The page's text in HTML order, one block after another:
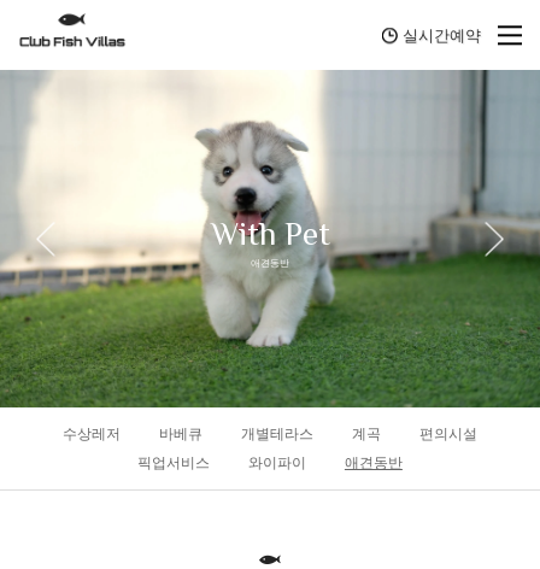
실시간예약
With Pet
애견동반
수상레저 바베큐 개별테라스 계곡
편의시설
픽업서비스
와이파이 애견동반